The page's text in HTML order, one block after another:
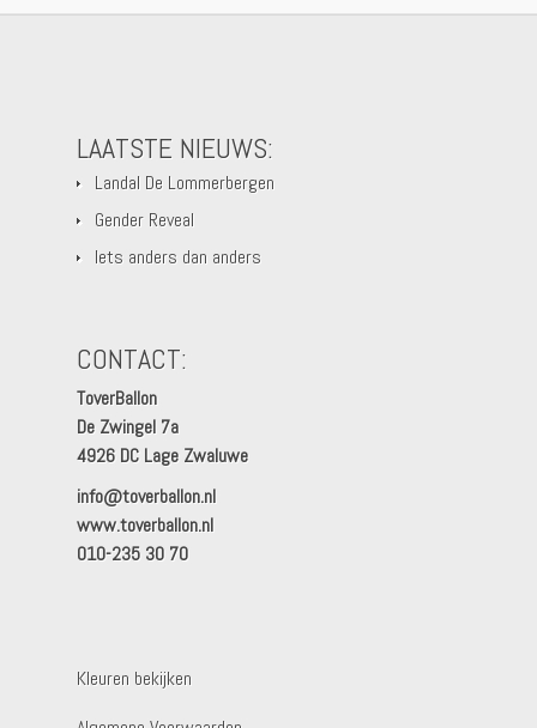
LAATSTE NIEUWS:
Landal De Lommerbergen
Gender Reveal
Iets anders dan anders
CONTACT:
ToverBallon
De Zwingel 7a
4926 DC Lage Zwaluwe
info@toverballon.nl
www.toverballon.nl
010-235 30 70
Kleuren bekijken